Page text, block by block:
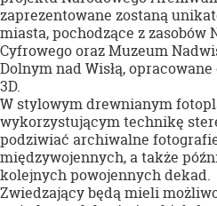
zaprezentowane zostaną
miasta, pochodzące z
Cyfrowego oraz Muzeum
Dolnym nad Wisłą,
3D.
W stylowym drewnianym
wykorzystującym technikę
podziwiać archiwalne
międzywojennych, a także
kolejnych powojennych dekad.
Zwiedzający będą mieli